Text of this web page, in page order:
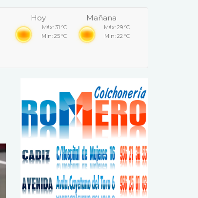
Hoy
Máx: 31 ºC
Min: 25 ºC
Mañana
Máx: 29 ºC
Min: 22 ºC